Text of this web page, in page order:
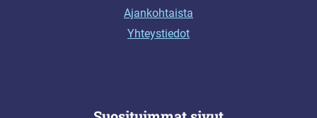
Ajankohtaista
Yhteystiedot